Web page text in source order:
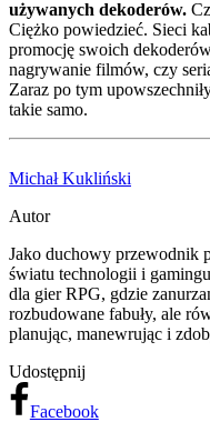
używanych dekoderów.
Ciężko powiedzieć. Sieci
promocję swoich
nagrywanie filmów, czy
Zaraz po tym
takie samo.
Michał Kukliński
Autor
Jako duchowy przewodnik
światu technologii i
dla gier RPG, gdzie
rozbudowane fabuły, ale
planując, manewrując i
Udostępnij
Facebook